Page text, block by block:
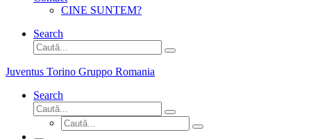
CINE SUNTEM?
Search
Căutare
Caută...
Juventus Torino Gruppo Romania
Search
Căutare
Caută...
Căutare
Caută...